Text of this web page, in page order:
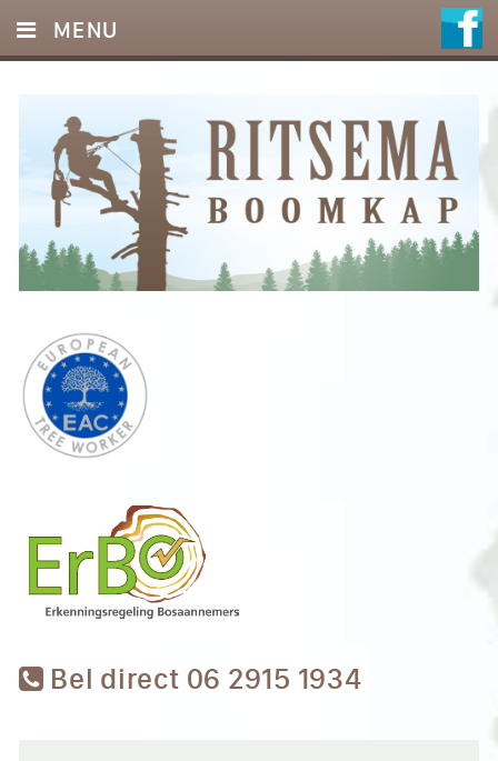
Bel direct 06 2915 1934
MENU
DIENSTEN
FOTO’S
REFERENTIES
OFFERTE
CONTACT